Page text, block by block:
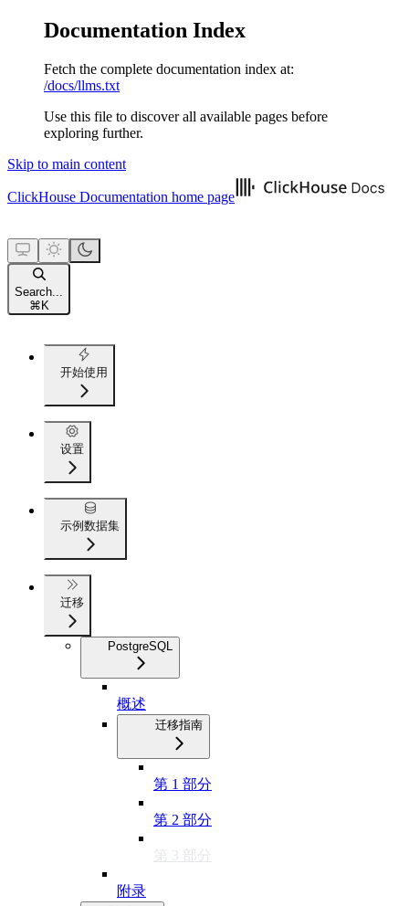
Documentation Index
Fetch the complete documentation index at:
/docs/llms.txt
Use this file to discover all available pages before
exploring further.
Skip to main content
ClickHouse Documentation home page
Search...
⌘ K
开始使用
设置
示例数据集
迁移
PostgreSQL
概述
迁移指南
第 1 部分
第 2 部分
第 3 部分
附录